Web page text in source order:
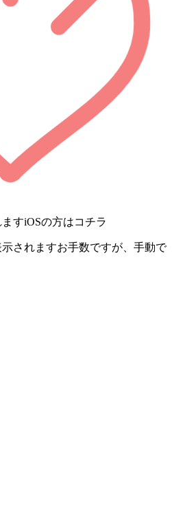
すiOSの方はコチラ
されますお手数ですが、手動で